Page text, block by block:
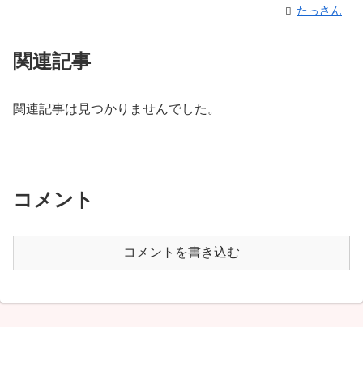
たっさん
関連記事
関連記事は見つかりませんでした。
コメント
コメントを書き込む